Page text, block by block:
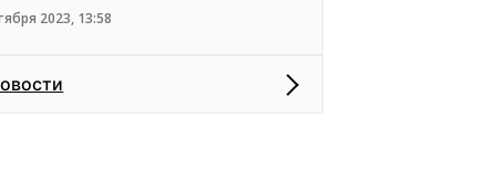
2023, 13:58